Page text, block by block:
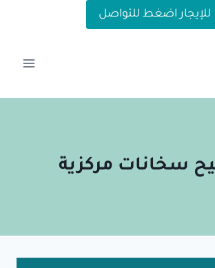
للإيجار اضغط للتواصل
سخانات مركزية